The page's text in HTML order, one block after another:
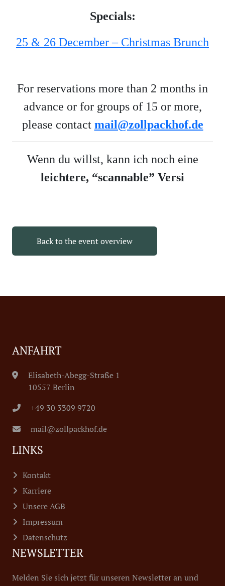
Specials:
25 & 26 December – Christmas Brunch
For reservations more than 2 months in
advance or for groups of 15 or more,
please contact mail@zollpackhof.de
Wenn du willst, kann ich noch eine
leichtere, “scannable” Versi
Back to the event overview
ANFAHRT
Elisabeth-Abegg-Straße 1
10557 Berlin
+49 30 3309 9720
mail@zollpackhof.de
LINKS
Kontakt
Karriere
Unsere AGB
Impressum
Datenschutz
NEWSLETTER
Melden Sie sich jetzt für unseren Newsletter an und